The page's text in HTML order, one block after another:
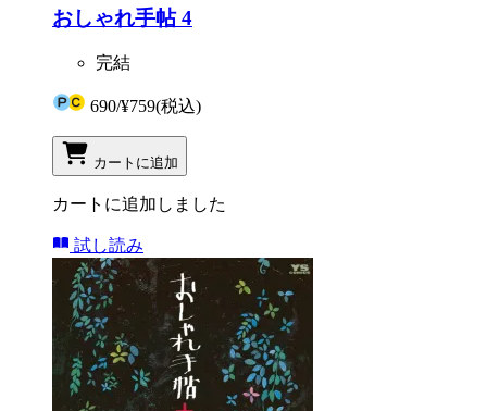
おしゃれ手帖 4
完結
690/¥759(税込)
カートに追加
カートに追加しました
試し読み